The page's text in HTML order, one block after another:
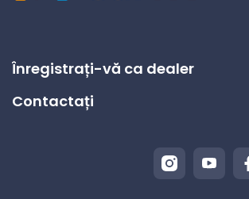
Înregistrați-vă ca dealer
Contactați